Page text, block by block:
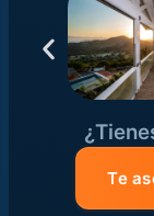
Te